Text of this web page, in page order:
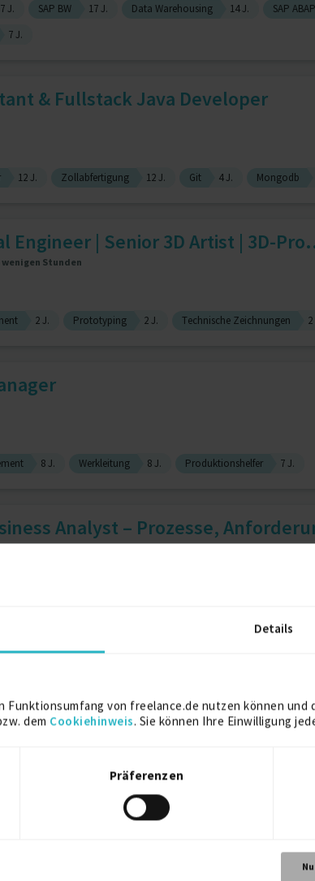
Details
Funktionsumfang von freelance.de nutzen können
dem Cookiehinweis. Sie können Ihre Einwilligung
Präferenzen
J. SAP BW 17 J. Data Warehousing 14 J. SAP ABAP
7 J.
& Fullstack Java Developer
12 J. Zollabfertigung 12 J. Git 4 J. Mongodb
Engineer | Senior 3D Artist | 3D-
Stunden
2 J. Prototyping 2 J. Technische Zeichnungen
8 J. Werkleitung 8 J. Produktionshelfer 7 J.
Analyst – Prozesse,
wenigen Stunden